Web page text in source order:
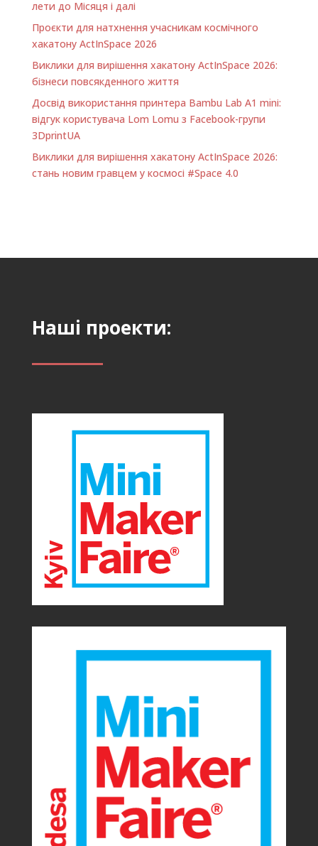
com/MakerSLviv/
Сверлик Творча
Майстерня вул.
Сихівська 30…
лети до Місяця і далі
Проєкти для натхнення учасникам космічного
хакатону ActInSpace 2026
Виклики для вирішення хакатону ActInSpace 2026:
бізнеси повсякденного життя
Досвід використання принтера Bambu Lab A1 minі:
відгук користувача Lom Lomu з Facebook-групи
3DprintUA
Виклики для вирішення хакатону ActInSpace 2026:
стань новим гравцем у космосі #Space 4.0
Наші проекти: